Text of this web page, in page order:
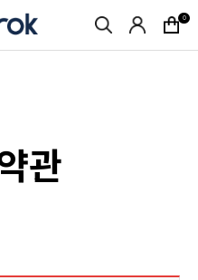
0
관